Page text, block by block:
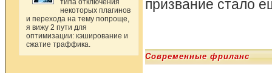
типа отключения
некоторых плагинов
и перехода на тему попроще,
я вижу 2 пути для
оптимизации: кэширование и
сжатие траффика.
призвание стало
Современные фриланс